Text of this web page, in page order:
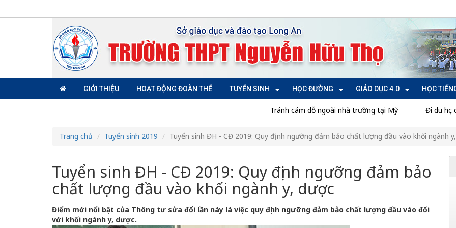
GIỚI THIỆU HOẠT ĐỘNG ĐOÀN THỂ TUYỂN SINH HỌC ĐƯỜNG GIÁO DỤC 4.0 HỌC
Tránh cám dỗ ngoài nhà trường tại Mỹ Đi du học có
Trang chủ Tuyển sinh 2019 Tuyển sinh ĐH - CĐ 2019: Quy định ngưỡng đảm bảo chất lượng đầu vào khối ngành
Tuyển sinh ĐH - CĐ 2019: Quy định ngưỡng đảm bảo
chất lượng đầu vào khối ngành y, dược
Điểm mới nổi bật của Thông tư sửa đổi lần này là việc quy định ngưỡng đảm bảo chất lượng đầu vào đối
với khối ngành y, dược.